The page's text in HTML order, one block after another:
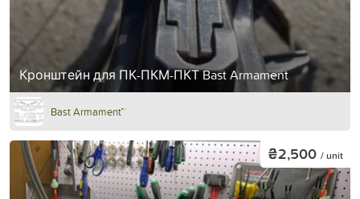
Кронштейн для ПК-ПКМ-ПКТ Bast Armament
Bast Armament™
₴2,500 / unit